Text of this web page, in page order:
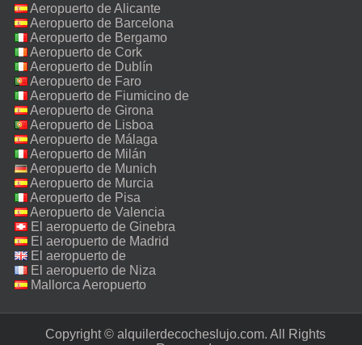
Aeropuerto de Alicante
Aeropuerto de Barcelona
Aeropuerto de Bergamo
Aeropuerto de Cork
Aeropuerto de Dublín
Aeropuerto de Faro
Aeropuerto de Fiumicino de
Roma
Aeropuerto de Girona
Aeropuerto de Lisboa
Aeropuerto de Málaga
Aeropuerto de Milán
Malpensa
Aeropuerto de Munich
Aeropuerto de Murcia
Aeropuerto de Pisa
Aeropuerto de Valencia
El aeropuerto de Ginebra
El aeropuerto de Madrid
El aeropuerto de
Manchester
El aeropuerto de Niza
Mallorca Aeropuerto
Copyright © alquilerdecocheslujo.com. All Rights